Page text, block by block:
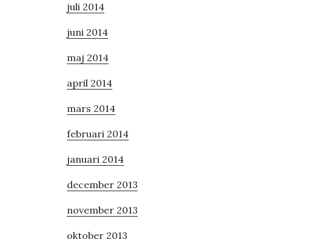
juli 2014
juni 2014
maj 2014
april 2014
mars 2014
februari 2014
januari 2014
december 2013
november 2013
oktober 2013